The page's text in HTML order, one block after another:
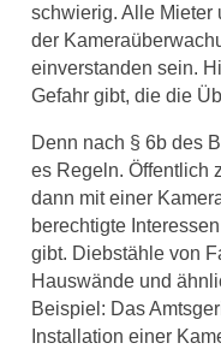
schwierig. Alle Mieter
der
einverstanden sein.
Gefahr gibt, die die
Denn nach § 6b des
es Regeln. Öffentlich
dann mit einer
berechtigte
gibt. Diebstähle von
Hauswände und
Beispiel: Das
Installation einer